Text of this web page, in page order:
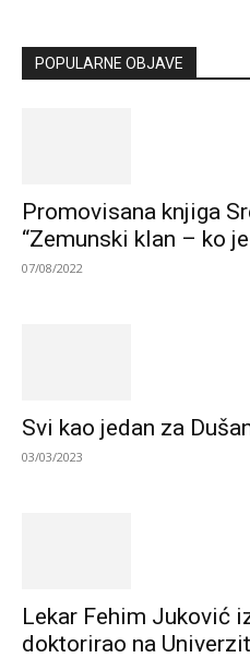
POPULARNE OBJAVE
Promovisana knjiga
“Zemunski klan – ko je
07/08/2022
Svi kao jedan za
03/03/2023
Lekar Fehim Juković
doktorirao na